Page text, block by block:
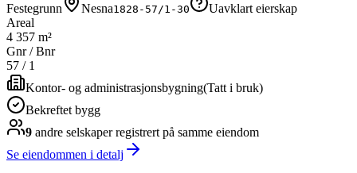
Festegrunn
Nesna1828-57/1-30
Uavklart eierskap
Areal
4 357 m²
Gnr / Bnr
57 / 1
Kontor- og administrasjonsbygning(Tatt i bruk)
Bekreftet bygg
9 andre selskaperregistrert på samme eiendom
Se eiendommen i detalj